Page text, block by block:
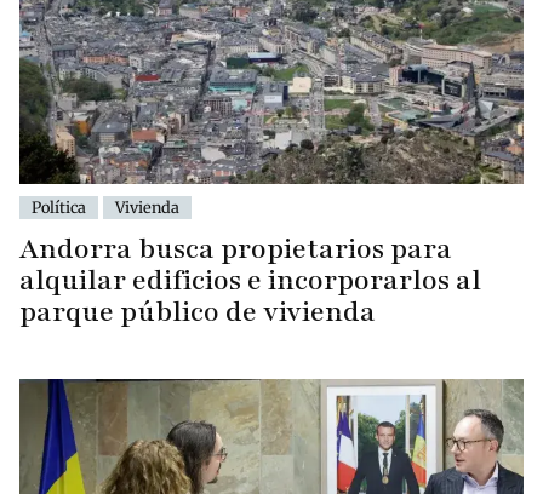
Política Vivienda
Andorra busca propietarios para
alquilar edificios e incorporarlos al
parque público de vivienda